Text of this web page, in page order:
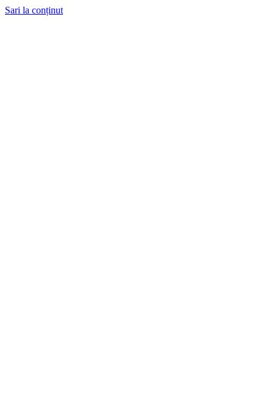
Sari la conținut